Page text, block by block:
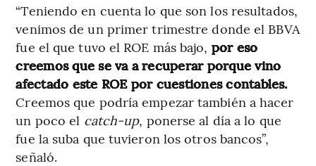
“Teniendo en cuenta lo que son los resultados,
venimos de un primer trimestre donde el BBVA
fue el que tuvo el ROE más bajo, por eso
creemos que se va a recuperar porque vino
afectado este ROE por cuestiones contables.
Creemos que podría empezar también a hacer
un poco el catch-up, ponerse al día a lo que
fue la suba que tuvieron los otros bancos”,
señaló.